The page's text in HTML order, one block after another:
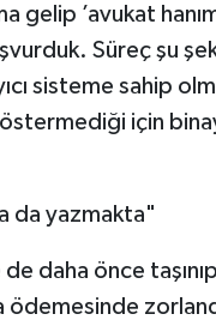
gelip ’avukat
Süreç şu
sisteme sahip
için
da yazmakta"
de daha önce